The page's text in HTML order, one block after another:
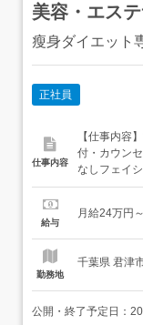
美容・エス
瘦身ダイエット
正社員
仕事内容
【仕事内容
付・カウン
なしフェイ
ハンドエス
性あり・従
給与
月給24万円
勤務地
千葉県 君津
公開・終了予定日：